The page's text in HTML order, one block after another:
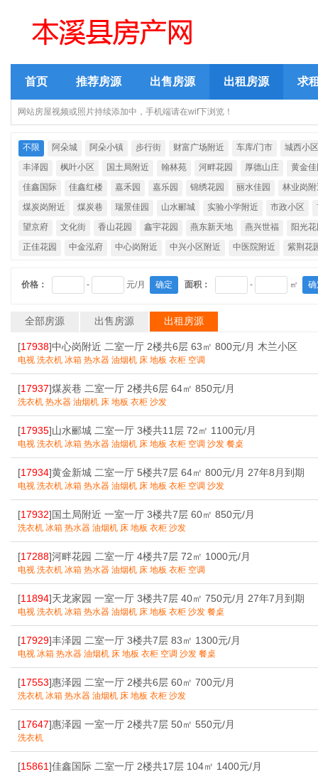
首页 推荐房源 出售房源 出租房源 求
网站房屋视频或照片持续添加中，手机端请在wif下浏览！
不限 阿朵城 阿朵小镇 步行街 财富广场附近 车库/门市
城西小区
丰泽园
枫叶小区 国土局附近 翰林苑 河畔花园 厚德山庄
黄金
佳鑫国际
佳鑫红楼 嘉禾园 嘉乐园 锦绣花园 丽水佳园
林业岗
煤炭岗附近
煤炭巷 瑞景佳园 山水郦城 实验小学附近 市政小区
望京府
文化街 香山花园 鑫宇花园 燕东新天地 燕兴世福
阳光
正佳花园
中金泓府 中心岗附近 中兴小区附近 中医院附近 紫荆花
价格： - 元/月 确定 面积： - ㎡
全部房源 出售房源 出租房源
[17938]中心岗附近 二室一厅 2楼共6层 63㎡ 800元/月 木兰小区
电视 洗衣机 冰箱 热水器 油烟机 床 地板 衣柜 空调
[17937]煤炭巷 二室一厅 2楼共6层 64㎡ 850元/月
洗衣机 热水器 油烟机 床 地板 衣柜 沙发
[17935]山水郦城 二室一厅 3楼共11层 72㎡ 1100元/月
电视 洗衣机 冰箱 热水器 油烟机 床 地板 衣柜 空调 沙发 餐桌
[17934]黄金新城 二室一厅 5楼共7层 64㎡ 800元/月 27年8月到期
电视 洗衣机 冰箱 热水器 油烟机 床 地板 衣柜 空调 沙发
[17932]国土局附近 一室一厅 3楼共7层 60㎡ 850元/月
洗衣机 冰箱 热水器 油烟机 床 地板 衣柜 沙发
[17288]河畔花园 二室一厅 4楼共7层 72㎡ 1000元/月
电视 洗衣机 冰箱 热水器 油烟机 床 地板 衣柜 空调
[11894]天龙家园 一室一厅 3楼共7层 40㎡ 750元/月 27年7月到期
电视 洗衣机 冰箱 热水器 油烟机 床 地板 衣柜 沙发 餐桌
[17929]丰泽园 二室一厅 3楼共7层 83㎡ 1300元/月
电视 冰箱 热水器 油烟机 床 地板 衣柜 空调 沙发 餐桌
[17553]惠泽园 二室一厅 2楼共6层 60㎡ 700元/月
洗衣机 冰箱 热水器 油烟机 床 地板 衣柜 沙发
[17647]惠泽园 一室一厅 2楼共7层 50㎡ 550元/月
洗衣机
[15861]佳鑫国际 二室一厅 2楼共17层 104㎡ 1400元/月